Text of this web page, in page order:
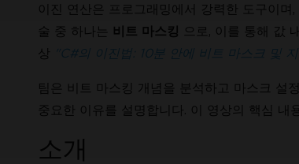
이진 연산은 프로그래밍에서 강력한 도구이
술 중 하나는
비트 마스킹
으로, 이를 통해 값
상
"C#의 이진법: 10분 안에 비트 마스크 및 지
팀은 비트 마스킹 개념을 분석하고 마스크 설
중요한 이유를 설명합니다. 이 영상의 핵심
소개
온라인 24/5
도움이 필요하세요?
영업 팀이 기꺼이 도와드리겠습